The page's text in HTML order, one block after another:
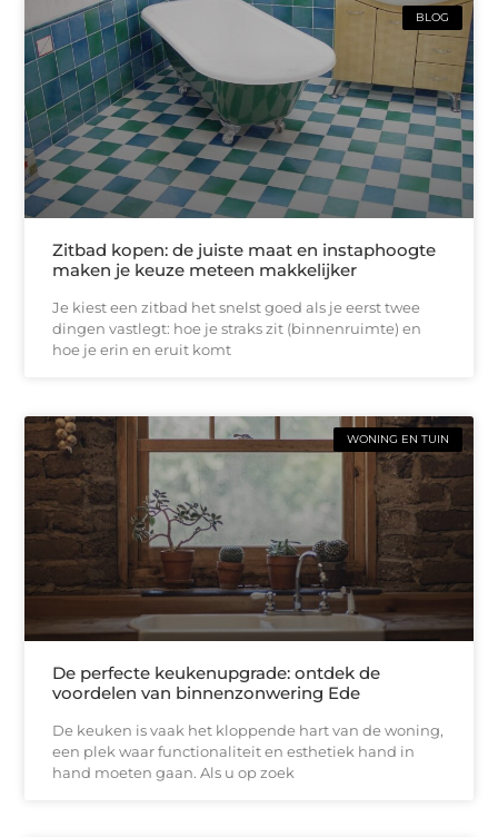
BLOG
Zitbad kopen: de juiste maat en instaphoogte
maken je keuze meteen makkelijker
Je kiest een zitbad het snelst goed als je eerst twee
dingen vastlegt: hoe je straks zit (binnenruimte) en
hoe je erin en eruit komt
WONING EN TUIN
De perfecte keukenupgrade: ontdek de
voordelen van binnenzonwering Ede
De keuken is vaak het kloppende hart van de woning,
een plek waar functionaliteit en esthetiek hand in
hand moeten gaan. Als u op zoek